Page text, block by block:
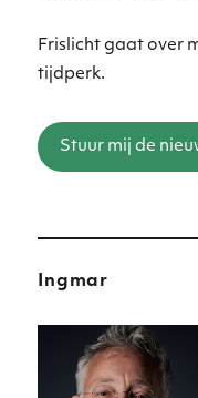
Frislicht gaat over
tijdperk.
Stuur mij de
Ingmar